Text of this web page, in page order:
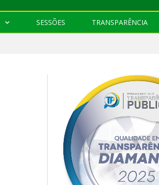
SESSÕES TRANSPARÊNCIA